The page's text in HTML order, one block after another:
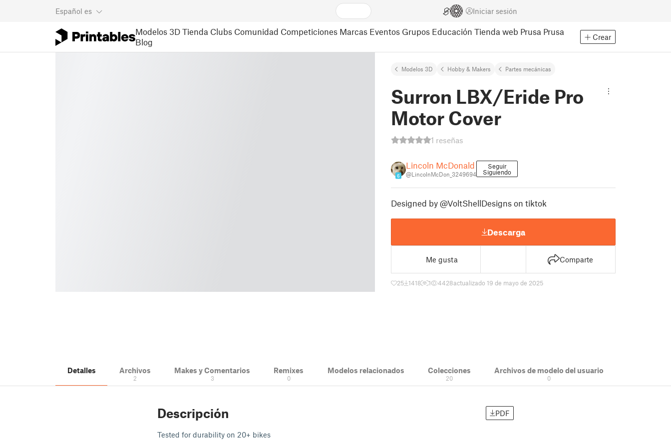
Español es Iniciar sesión
Modelos 3D Tienda Clubs Comunidad Competiciones Marcas Eventos Grupos Educación Tienda web Prusa Prusa
Blog
Crear
Modelos 3D Hobby & Makers Partes mecánicas
Surron LBX/Eride Pro
Motor Cover
1 reseñas
6
Lincoln McDonald
@LincolnMcDon_3249694
Seguir
Siguiendo
Designed by @VoltShellDesigns on tiktok
Descarga
Me gusta Comparte
25 1418 1 4428actualizado 19 de mayo de 2025
Detalles Archivos
2
Makes y Comentarios
3
Remixes
0
Modelos relacionados Colecciones
20
Archivos de modelo del usuario
0
Descripción PDF
Tested for durability on 20+ bikes